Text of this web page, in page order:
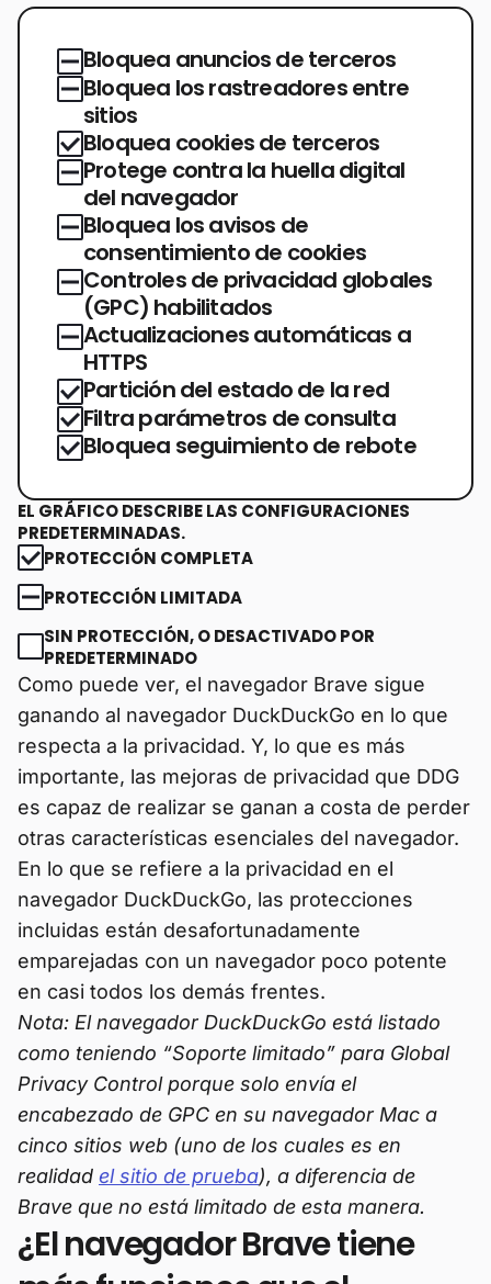
Bloquea anuncios de terceros
Bloquea los rastreadores entre
sitios
Bloquea cookies de terceros
Protege contra la huella digital
del navegador
Bloquea los avisos de
consentimiento de cookies
Controles de privacidad globales
(GPC) habilitados
Actualizaciones automáticas a
HTTPS
Partición del estado de la red
Filtra parámetros de consulta
Bloquea seguimiento de rebote
EL GRÁFICO DESCRIBE LAS CONFIGURACIONES
PREDETERMINADAS.
PROTECCIÓN COMPLETA
PROTECCIÓN LIMITADA
SIN PROTECCIÓN, O DESACTIVADO POR
PREDETERMINADO
Como puede ver, el navegador Brave sigue
ganando al navegador DuckDuckGo en lo que
respecta a la privacidad. Y, lo que es más
importante, las mejoras de privacidad que DDG
es capaz de realizar se ganan a costa de perder
otras características esenciales del navegador.
En lo que se refiere a la privacidad en el
navegador DuckDuckGo, las protecciones
incluidas están desafortunadamente
emparejadas con un navegador poco potente
en casi todos los demás frentes.
Nota: El navegador DuckDuckGo está listado
como teniendo “Soporte limitado” para Global
Privacy Control porque solo envía el
encabezado de GPC en su navegador Mac a
cinco sitios web (uno de los cuales es en
realidad el sitio de prueba), a diferencia de
Brave que no está limitado de esta manera.
¿El navegador Brave tiene